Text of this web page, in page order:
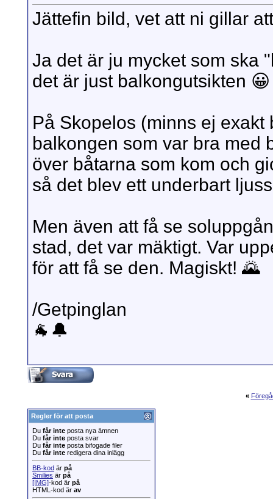
Jättefin bild, vet att ni gillar
Ja det är ju mycket som ska
det är just balkongutsikten
På Skopelos (minns ej
balkongen som var bra med
över båtarna som kom och
så det blev ett underbart
Men även att få se
stad, det var mäktigt. Var
för att få se den. Magiskt! 🌄
/Getpinglan
🐐🔔
«
Regler för att posta
Du får inte posta nya ämnen
Du får inte posta svar
Du får inte posta bifogade filer
Du får inte redigera dina inlägg
BB-kod är på
Smilies är på
[IMG]-kod är på
HTML-kod är av